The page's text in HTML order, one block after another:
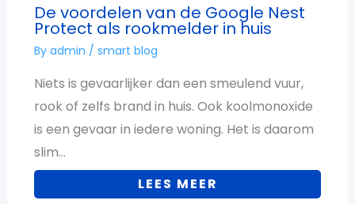
De voordelen van de Google Nest
Protect als rookmelder in huis
By admin / smart blog
Niets is gevaarlijker dan een smeulend vuur,
rook of zelfs brand in huis. Ook koolmonoxide
is een gevaar in iedere woning. Het is daarom
slim…
LEES MEER